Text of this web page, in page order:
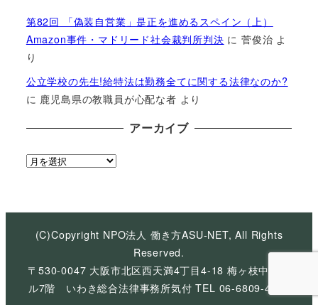
第82回 「偽装自営業」是正を進めるスペイン（上）
Amazon事件・マドリード社会裁判所判決 に菅俊治 よ
り
公立学校の先生!給特法は勤務全てに関する法律なのか?
に 鹿児島県の教職員が心配な者 より
アーカイブ
ア
イ
(C)Copyright NPO法人 働き方ASU-NET, All Rights
Reserved.
〒530-0047 大阪市北区西天満4丁目4-18 梅ヶ枝中央ビ
ル7階 いわき総合法律事務所気付 TEL 06-6809-4926